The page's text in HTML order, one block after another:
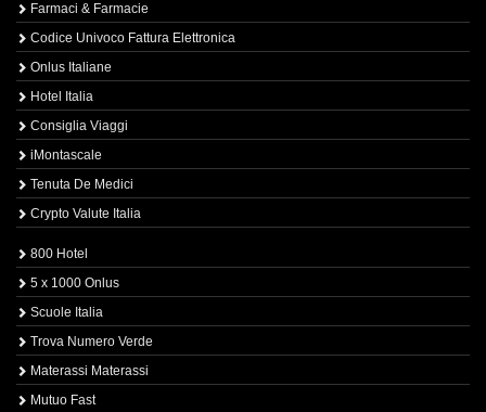
Farmaci & Farmacie
Codice Univoco Fattura Elettronica
Onlus Italiane
Hotel Italia
Consiglia Viaggi
iMontascale
Tenuta De Medici
Crypto Valute Italia
800 Hotel
5 x 1000 Onlus
Scuole Italia
Trova Numero Verde
Materassi Materassi
Mutuo Fast